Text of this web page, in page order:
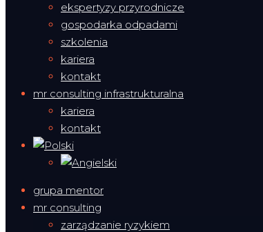
ekspertyzy przyrodnicze
gospodarka odpadami
szkolenia
kariera
kontakt
mr consulting infrastrukturalna
kariera
kontakt
grupa mentor
mr consulting
zarządzanie ryzykiem